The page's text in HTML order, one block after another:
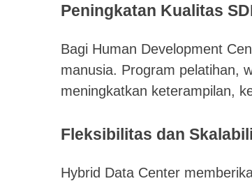
Peningkatan Kualitas
Bagi Human Development
manusia. Program pelatihan,
meningkatkan keterampilan,
Fleksibilitas dan
Hybrid Data Center